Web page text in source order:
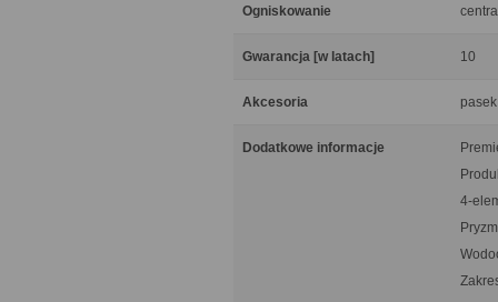
Ogniskowanie
Gwarancja [w latach] 10
Akcesoria
Dodatkowe informacje
4-